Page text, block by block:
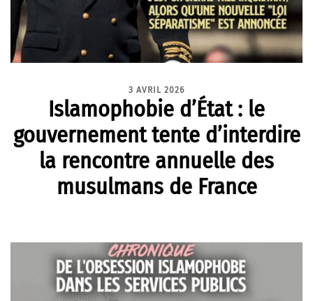
3 AVRIL 2026
Islamophobie d’État : le
gouvernement tente d’interdire
la rencontre annuelle des
musulmans de France